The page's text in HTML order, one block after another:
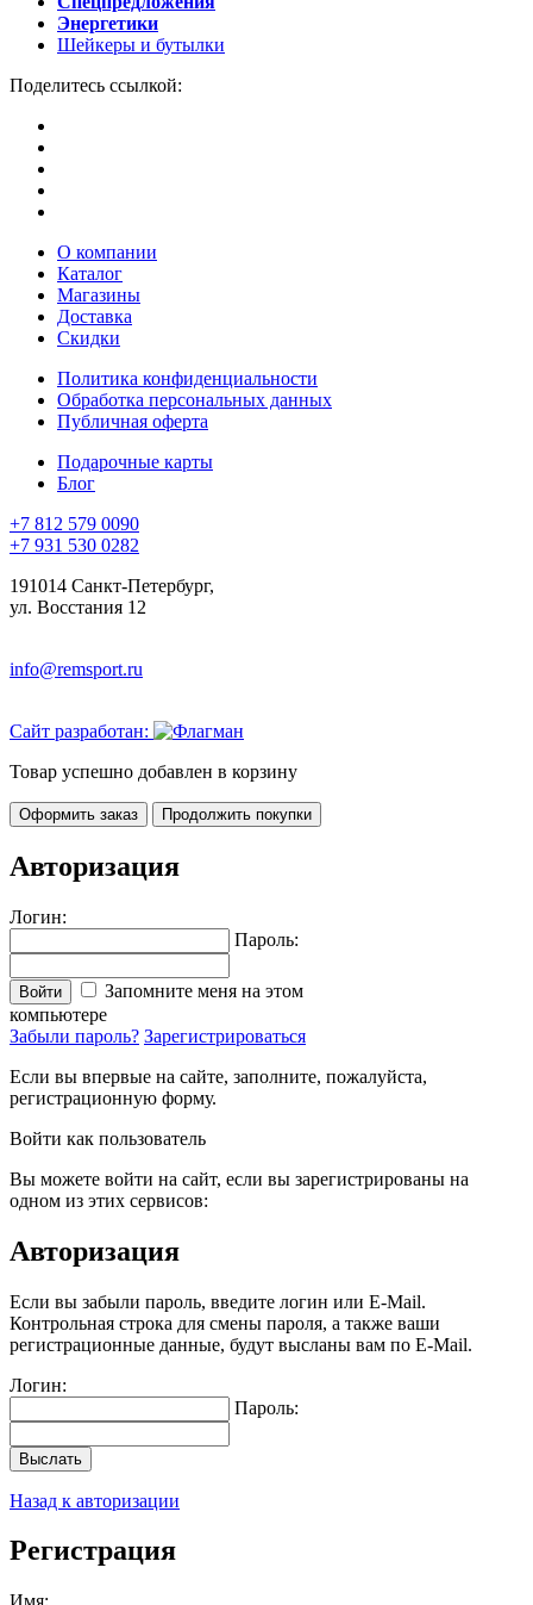
Энергетики
Шейкеры и бутылки
Поделитесь ссылкой:
О компании
Каталог
Магазины
Доставка
Скидки
Политика конфиденциальности
Обработка персональных данных
Публичная оферта
Подарочные карты
Блог
+7 812 579 0090
+7 931 530 0282
191014 Санкт-Петербург,
ул. Восстания 12
info@remsport.ru
Сайт разработан:
Товар успешно добавлен в корзину
Оформить заказ Продолжить покупки
Авторизация
Логин:
Пароль:
Войти
Запомните меня на этом
компьютере
Забыли пароль? Зарегистрироваться
Если вы впервые на сайте, заполните, пожалуйста,
регистрационную форму.
Войти как пользователь
Вы можете войти на сайт, если вы зарегистрированы на
одном из этих сервисов:
Авторизация
Если вы забыли пароль, введите логин или E-Mail.
Контрольная строка для смены пароля, а также ваши
регистрационные данные, будут высланы вам по E-Mail.
Логин:
Пароль:
Выслать
Назад к авторизации
Регистрация